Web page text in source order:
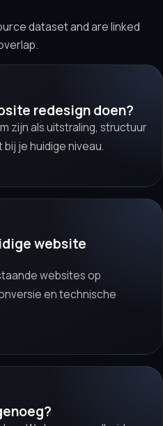
dataset and are linked
redesign doen?
zijn als uitstraling, structuur
je huidige niveau.
website
websites op
en technische